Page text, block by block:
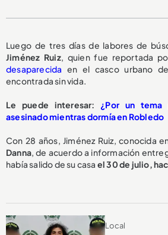
Luego de tres días de labores de
Jiménez Ruiz, quien fue reportada
desaparecida en el casco urbano
encontrada sin vida.
Le puede interesar: ¿Por un tema
asesinado mientras dormía en Robledo
Con 28 años, Jiménez Ruiz, conocida
Danna, de acuerdo a información
había salido de su casa el 30 de julio,
Local